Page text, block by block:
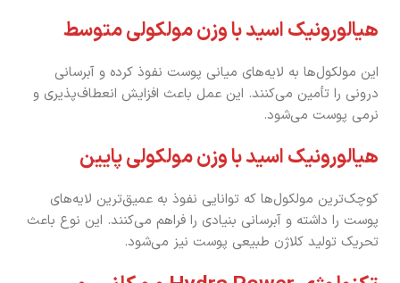
هیالورونیک اسید با وزن مولکولی متوسط
این مولکول‌ها به لایه‌های میانی پوست نفوذ کرده و آبرسانی
درونی را تأمین می‌کنند. این عمل باعث افزایش انعطاف‌پذیری و
نرمی پوست می‌شود.
هیالورونیک اسید با وزن مولکولی پایین
کوچک‌ترین مولکول‌ها که توانایی نفوذ به عمیق‌ترین لایه‌های
پوست را داشته و آبرسانی بنیادی را فراهم می‌کنند. این نوع باعث
تحریک تولید کلاژن طبیعی پوست نیز می‌شود.